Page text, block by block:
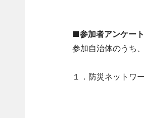
■参加者アンケート
参加自治体のうち
１．防災ネットワ